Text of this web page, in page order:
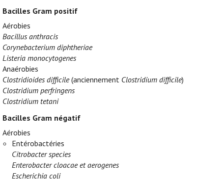
Bacilles Gram positif
Aérobies
Bacillus anthracis
Corynebacterium diphtheriae
Listeria monocytogenes
Anaérobies
Clostridioides difficile(anciennement Clostridium difficile)
Clostridium perfringens
Clostridium tetani
Bacilles Gram négatif
Aérobies
Entérobactéries
Citrobacter species
Enterobacter cloacae et aerogenes
Escherichia coli